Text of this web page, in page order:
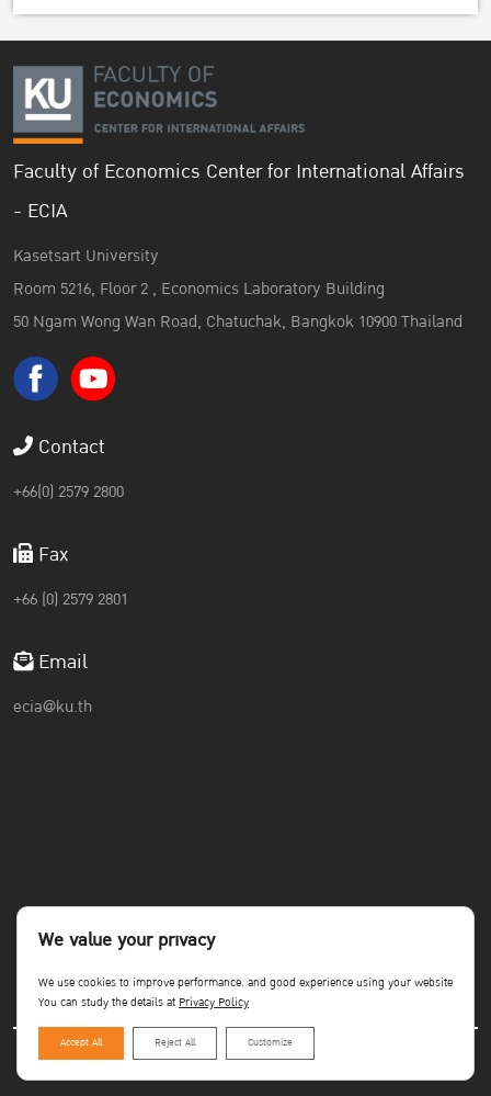
Faculty of Economics Center for International Affairs
- ECIA
Kasetsart University
Room 5216, Floor 2 , Economics Laboratory Building
50 Ngam Wong Wan Road, Chatuchak, Bangkok 10900 Thailand
Contact
+66(0) 2579 2800
Fax
+66 (0) 2579 2801
Email
ecia@ku.th
Copyright©Faculty of Economics KU
We value your privacy
We use cookies to improve performance. and good experience using your website
You can study the details atPrivacy Policy
Accept All Reject All Customize